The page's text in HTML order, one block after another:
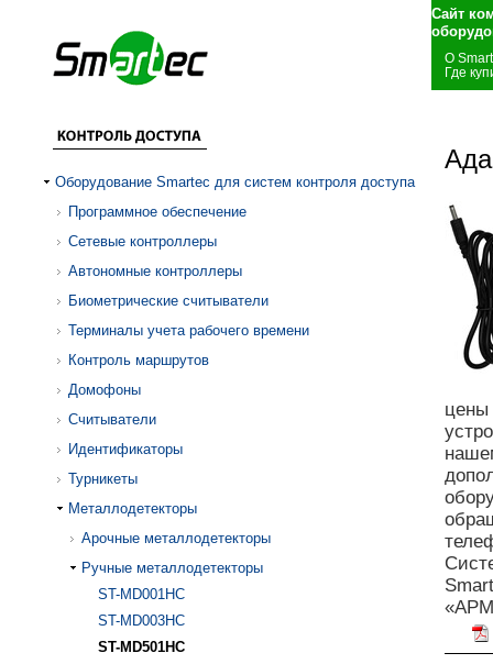
Сайт
О
Где
Оборудование Smartec для систем контроля доступа
Программное обеспечение
Сетевые контроллеры
Автономные контроллеры
Биометрические считыватели
Терминалы учета рабочего времени
Контроль маршрутов
Домофоны
Считыватели
Идентификаторы
Турникеты
Металлодетекторы
Арочные металлодетекторы
Ручные металлодетекторы
ST-MD001HC
ST-MD003HC
ST-MD501HC
цены